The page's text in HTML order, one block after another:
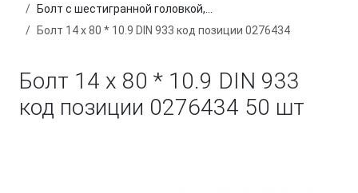
Болт с шестигранной головкой, полная резьба, класс прочности 10.9 и 12.9
Болт 14 х 80 * 10.9 DIN 933 код позиции 0276434
Болт 14 х 80 * 10.9 DIN 933
код позиции 0276434 50 шт